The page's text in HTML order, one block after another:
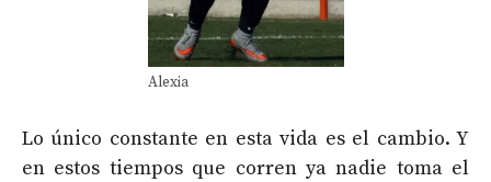
Alexia
Lo único constante en esta vida es el cambio. Y
en estos tiempos que corren ya nadie toma el